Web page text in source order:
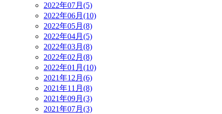
2022年07月(5)
2022年06月(10)
2022年05月(8)
2022年04月(5)
2022年03月(8)
2022年02月(8)
2022年01月(10)
2021年12月(6)
2021年11月(8)
2021年09月(3)
2021年07月(3)